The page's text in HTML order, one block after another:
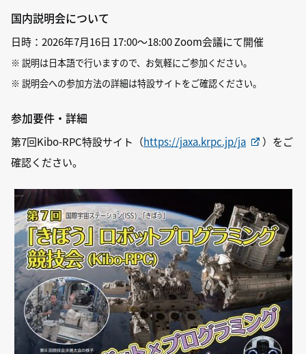
国内説明会について
日時：2026年7月16日 17:00～18:00 Zoom会議にて開催
※ 説明は日本語で行いますので、お気軽にご参加ください。
※ 説明会への参加方法の詳細は特設サイトをご確認ください。
参加要件・詳細
第7回Kibo-RPC特設サイト（https://jaxa.krpc.jp/ja ） をご
確認ください。